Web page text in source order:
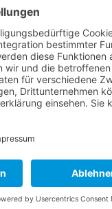
Termine 2024
Bericht: Besuch
Rundbrief
Anmeldung zur
Sorten und